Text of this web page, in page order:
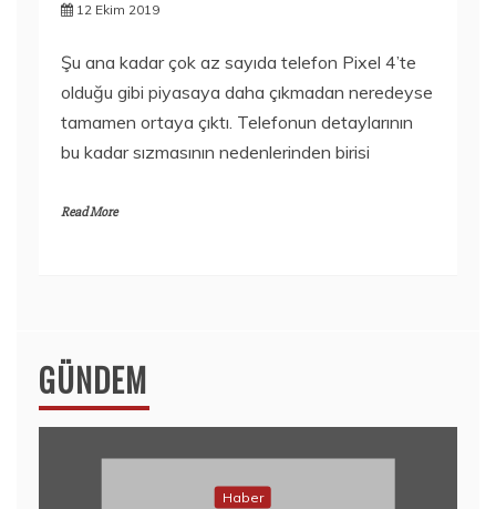
12 Ekim 2019
Şu ana kadar çok az sayıda telefon Pixel 4’te
olduğu gibi piyasaya daha çıkmadan neredeyse
tamamen ortaya çıktı. Telefonun detaylarının
bu kadar sızmasının nedenlerinden birisi
Read More
GÜNDEM
Haber